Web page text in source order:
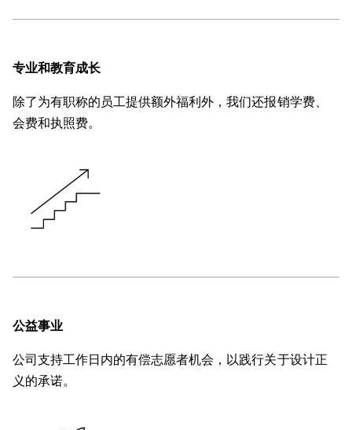
专业和教育成长
除了为有职称的员工提供额外福利外，我们还报销学费、
会费和执照费。
公益事业
公司支持工作日内的有偿志愿者机会，以践行关于设计正
义的承诺。